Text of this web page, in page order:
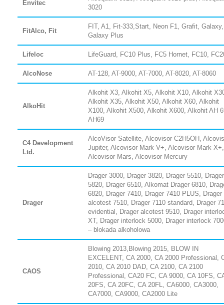
Envitec
3020
FitAlco, Fit
FIT, A1, Fit-333,Start, Neon F1, Grafit, Galaxy,
Galaxy Plus
Lifeloc LifeGuard, FC10 Plus, FC5 Hornet, FC10,
AlcoNose AT-128, AT-9000, AT-7000, AT-8020, AT-8060
AlkoHit
Alkohit X3, Alkohit X5, Alkohit X10, Alkohit
Alkohit X35, Alkohit X50, Alkohit X60, Alkohit
X100, Alkohit X500, Alkohit X600, Alkohit AH
AH69
C4 Development
Ltd.
AlcoVisor Satellite, Alcovisor C2H5OH,
Jupiter, Alcovisor Mark V+, Alcovisor Mark X+,
Alcovisor Mars, Alcovisor Mercury
Drager
Drager 3000, Drager 3820, Drager 5510, Drager
5820, Drager 6510, Alkomat Drager 6810,
6820, Drager 7410, Drager 7410 PLUS, Drager
alcotest 7510, Drager 7110 standard, Drager
evidential, Drager alcotest 9510, Drager
XT, Drager interlock 5000, Drager interlock
– blokada alkoholowa
CAOS
Blowing 2013,Blowing 2015, BLOW IN
EXCELENT, CA 2000, CA 2000 Professional,
2010, CA 2010 DAD, CA 2100, CA 2100
Professional, CA20 FC, CA 9000, CA 10FS,
20FS, CA 20FC, CA 20FL, CA6000, CA3000,
CA7000, CA9000, CA2000 Lite